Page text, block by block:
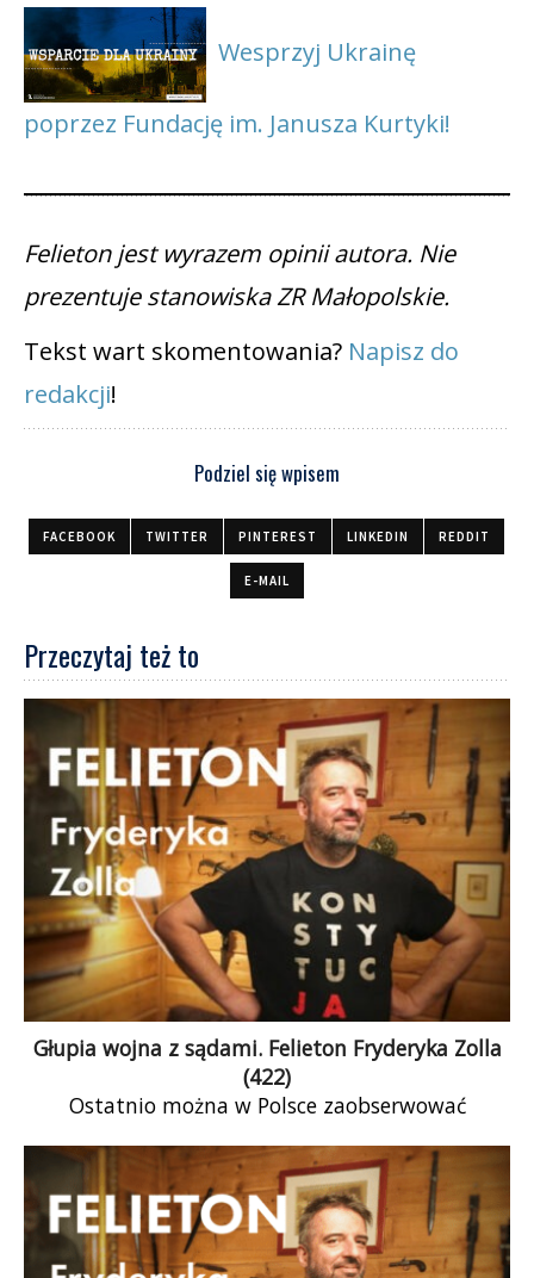
Wesprzyj Ukrainę
poprzez Fundację im. Janusza Kurtyki!
Felieton jest wyrazem opinii autora. Nie
prezentuje stanowiska ZR Małopolskie.
Tekst wart skomentowania? Napisz do
redakcji!
Podziel się wpisem
FACEBOOK TWITTER PINTEREST LINKEDIN REDDIT
E-MAIL
Przeczytaj też to
Głupia wojna z sądami. Felieton Fryderyka Zolla
(422)
Ostatnio można w Polsce zaobserwować
nas kosztowało nie tylko 160 miliardów złotych
przepadłych wraz z Krajowym Planem
Odbudowy, ale także utratę pieniędzy z
Funduszu Spójności, czyli łącznie 750 miliardów.